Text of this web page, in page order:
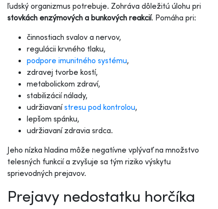
ľudský organizmus potrebuje. Zohráva dôležitú úlohu pri
stovkách enzýmových a bunkových reakcií. Pomáha pri:
činnostiach svalov a nervov,
regulácii krvného tlaku,
podpore imunitného systému,
zdravej tvorbe kostí,
metabolickom zdraví,
stabilizácií nálady,
udržiavanístresu pod kontrolou,
lepšom spánku,
udržiavaní zdravia srdca.
Jeho nízka hladina môže negatívne vplývať na množstvo
telesných funkcií a zvyšuje sa tým riziko výskytu
sprievodných prejavov.
Prejavy nedostatku horčíka